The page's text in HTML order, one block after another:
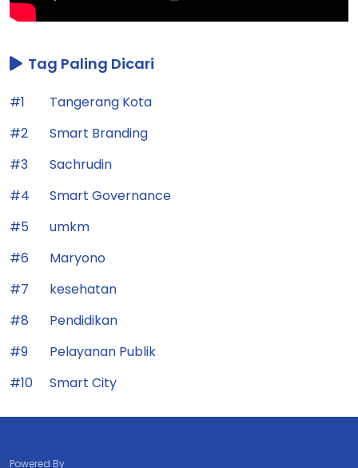
Tag Paling Dicari
#1
Tangerang Kota
#2
Smart Branding
#3
Sachrudin
#4
Smart Governance
#5
umkm
#6
Maryono
#7
kesehatan
#8
Pendidikan
#9
Pelayanan Publik
#10
Smart City
Powered By